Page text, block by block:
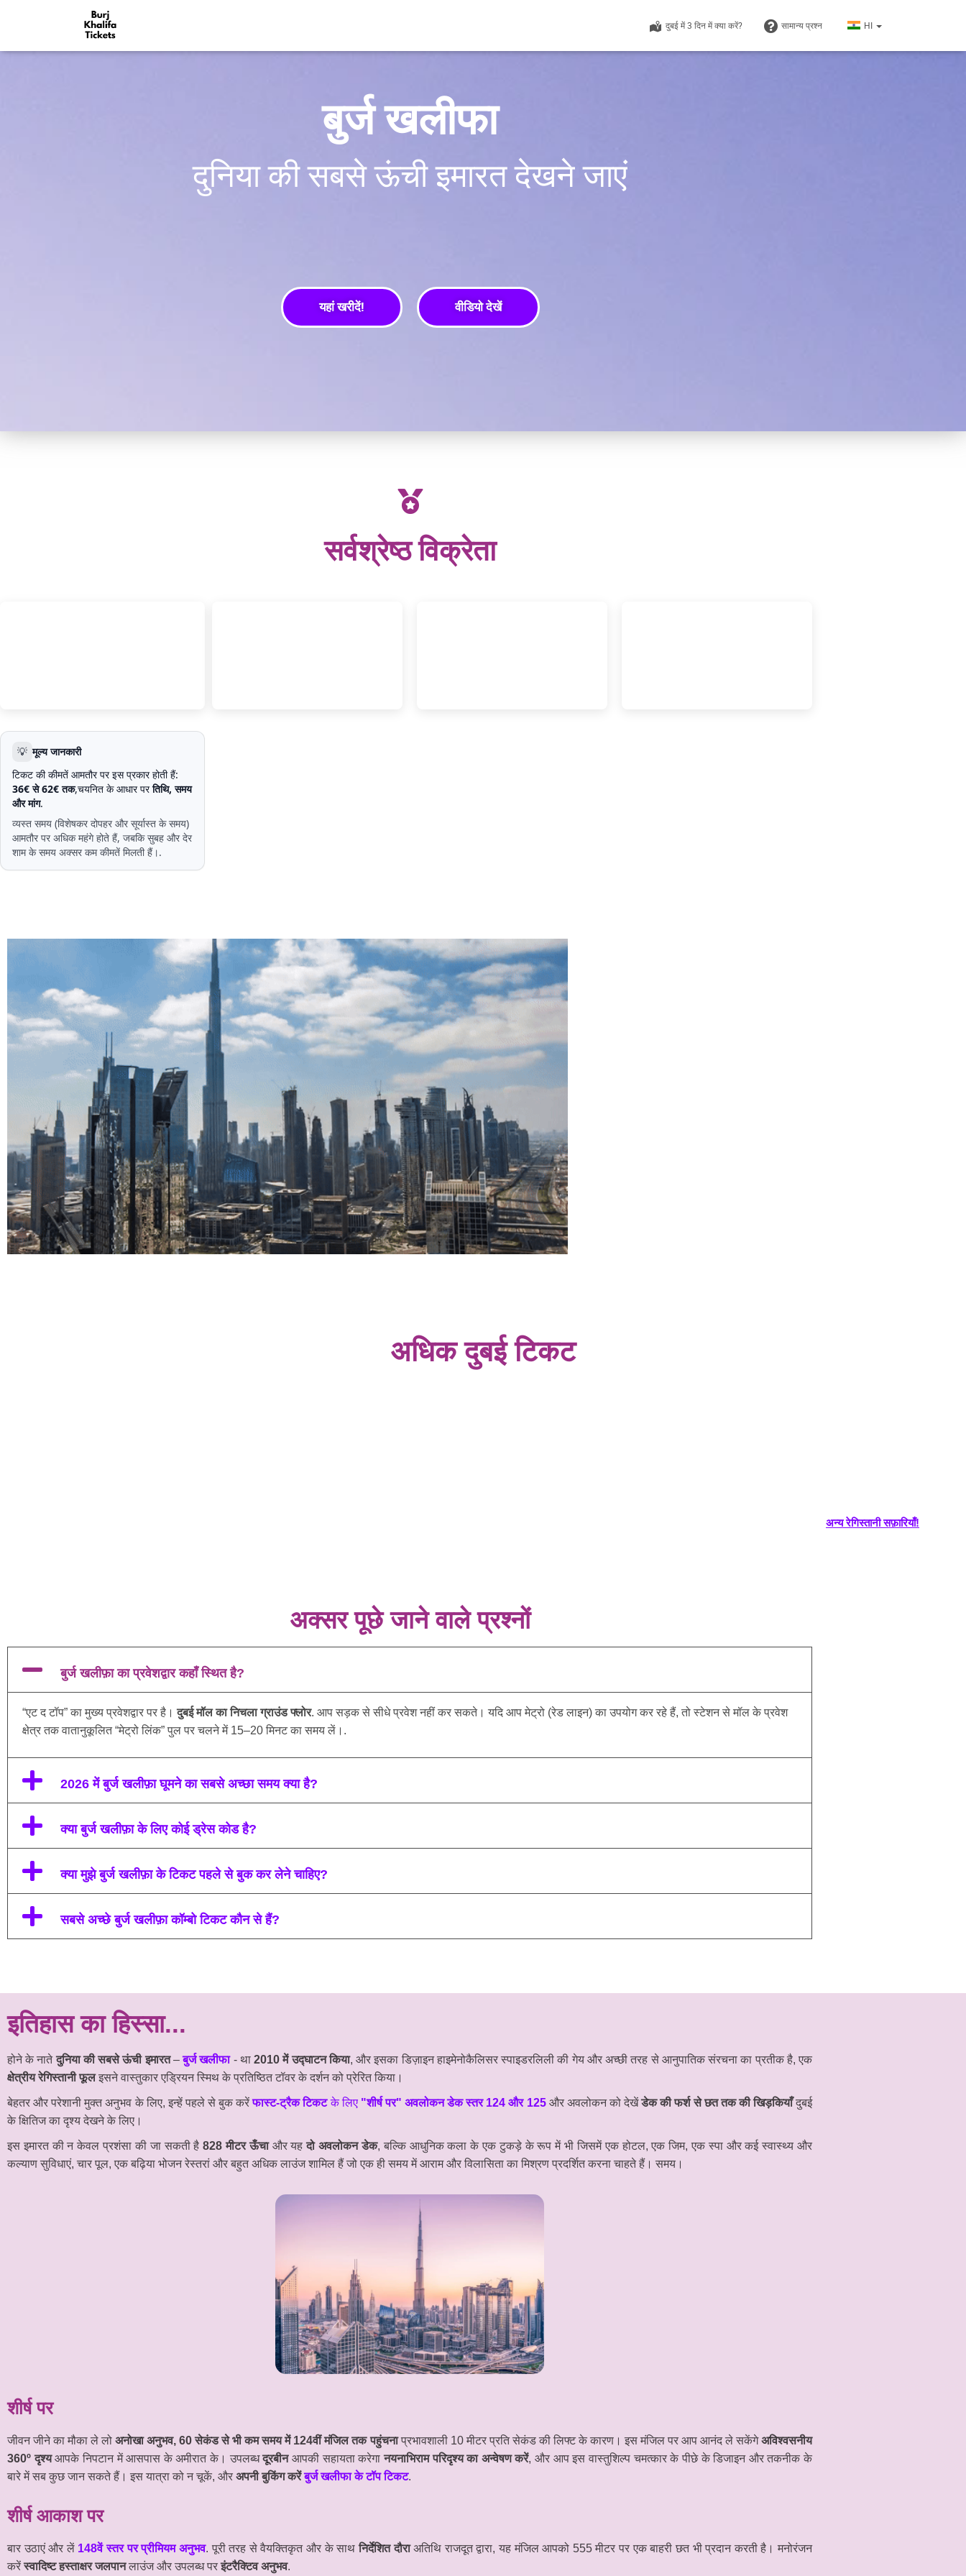
दुबई में 3 दिन में क्या करें? सामान्य प्रश्न HI
बुर्ज खलीफा
दुनिया की सबसे ऊंची इमारत देखने जाएं
यहां खरीदें! वीडियो देखें
सर्वश्रेष्ठ विक्रेता
💡 मूल्य जानकारी
टिकट की कीमतें आमतौर पर इस प्रकार होती हैं:
36€ से 62€ तक,चयनित के आधार परतिथि, समय
और मांग.
व्यस्त समय (विशेषकर दोपहर और सूर्यास्त के समय)
आमतौर पर अधिक महंगे होते हैं, जबकि सुबह और देर
शाम के समय अक्सर कम कीमतें मिलती हैं।.
अधिक दुबई टिकट
अन्य रेगिस्तानी सफ़ारियाँ!
अक्सर पूछे जाने वाले प्रश्नों
बुर्ज खलीफ़ा का प्रवेशद्वार कहाँ स्थित है?
“एट द टॉप” का मुख्य प्रवेशद्वार पर है।दुबई मॉल का निचला ग्राउंड फ्लोर. आप सड़क से सीधे प्रवेश नहीं कर सकते। यदि आप मेट्रो (रेड लाइन) का उपयोग कर रहे हैं, तो स्टेशन से मॉल के प्रवेश
क्षेत्र तक वातानुकूलित “मेट्रो लिंक” पुल पर चलने में 15–20 मिनट का समय लें।.
2026 में बुर्ज खलीफ़ा घूमने का सबसे अच्छा समय क्या है?
क्या बुर्ज खलीफ़ा के लिए कोई ड्रेस कोड है?
क्या मुझे बुर्ज खलीफ़ा के टिकट पहले से बुक कर लेने चाहिए?
सबसे अच्छे बुर्ज खलीफ़ा कॉम्बो टिकट कौन से हैं?
इतिहास का हिस्सा...
होने के नातेदुनिया की सबसे ऊंची इमारत–बुर्ज खलीफा- था2010 में उद्घाटन किया, और इसका डिज़ाइन हाइमेनोकैलिसर स्पाइडरलिली की गेय और अच्छी तरह से आनुपातिक संरचना का प्रतीक है, एक
क्षेत्रीय रेगिस्तानी फूलइसने वास्तुकार एड्रियन स्मिथ के प्रतिष्ठित टॉवर के दर्शन को प्रेरित किया।
बेहतर और परेशानी मुक्त अनुभव के लिए, इन्हें पहले से बुक करेंफास्ट-ट्रैक टिकटके लिए "शीर्ष पर" अवलोकन डेक स्तर 124 और 125और अवलोकन को देखेंडेक की फर्श से छत तक की खिड़कियाँदुबई
के क्षितिज का दृश्य देखने के लिए।
इस इमारत की न केवल प्रशंसा की जा सकती है828 मीटर ऊँचाऔर यहदो अवलोकन डेक, बल्कि आधुनिक कला के एक टुकड़े के रूप में भी जिसमें एक होटल, एक जिम, एक स्पा और कई स्वास्थ्य और
कल्याण सुविधाएं, चार पूल, एक बढ़िया भोजन रेस्तरां और बहुत अधिक लाउंज शामिल हैं जो एक ही समय में आराम और विलासिता का मिश्रण प्रदर्शित करना चाहते हैं। समय।
शीर्ष पर
जीवन जीने का मौका ले लोअनोखा अनुभव, 60 सेकंड से भी कम समय में 124वीं मंजिल तक पहुंचनाप्रभावशाली 10 मीटर प्रति सेकंड की लिफ्ट के कारण। इस मंजिल पर आप आनंद ले सकेंगेअविश्वसनीय
360º दृश्यआपके निपटान में आसपास के अमीरात के। उपलब्धदूरबीनआपकी सहायता करेगानयनाभिराम परिदृश्य का अन्वेषण करें, और आप इस वास्तुशिल्प चमत्कार के पीछे के डिजाइन और तकनीक के
बारे में सब कुछ जान सकते हैं। इस यात्रा को न चूकें, और अपनी बुकिंग करें बुर्ज खलीफा के टॉप टिकट.
शीर्ष आकाश पर
बार उठाएं और लें 148वें स्तर पर प्रीमियम अनुभव. पूरी तरह से वैयक्तिकृत और के साथनिर्देशित दौराअतिथि राजदूत द्वारा, यह मंजिल आपको 555 मीटर पर एक बाहरी छत भी प्रदान करती है। मनोरंजन
करेंस्वादिष्ट हस्ताक्षर जलपानलाउंज और उपलब्ध परइंटरैक्टिव अनुभव.